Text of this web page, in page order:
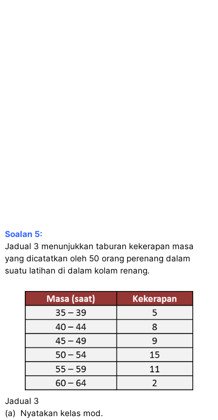
Soalan 5:
Jadual 3 menunjukkan taburan kekerapan masa
yang dicatatkan oleh 50 orang perenang dalam
suatu latihan di dalam kolam renang.
Jadual 3
(a) Nyatakan kelas mod.